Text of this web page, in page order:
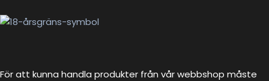
För att kunna handla produkter från vår webbshop måste